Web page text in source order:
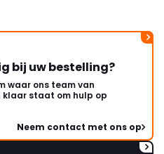
bij uw bestelling?
waar ons team van
staat om hulp op
Neem contact met ons op